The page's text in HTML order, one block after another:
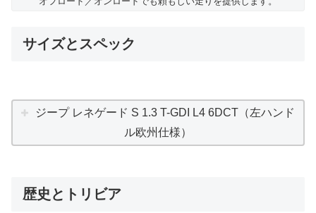
サイズとスペック
ジープ レネゲード S 1.3 T-GDI L4 6DCT（左ハンド
ル欧州仕様）
歴史とトリビア